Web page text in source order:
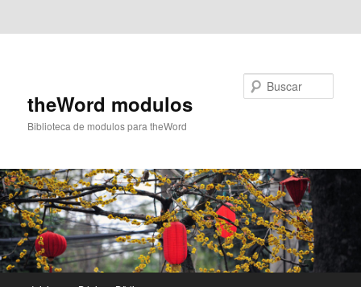
theWord modulos
Biblioteca de modulos para theWord